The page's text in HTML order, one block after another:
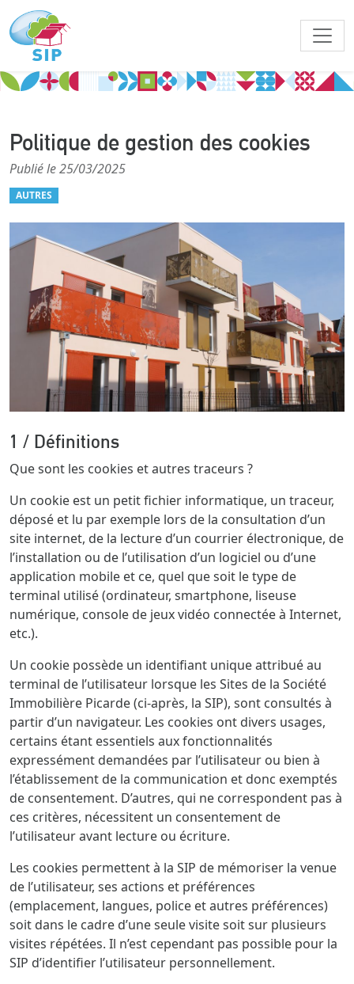
Politique de gestion des cookies
Publié le 25/03/2025
AUTRES
1 / Définitions
Que sont les cookies et autres traceurs ?
Un cookie est un petit fichier informatique, un traceur,
déposé et lu par exemple lors de la consultation d’un
site internet, de la lecture d’un courrier électronique, de
l’installation ou de l’utilisation d’un logiciel ou d’une
application mobile et ce, quel que soit le type de
terminal utilisé (ordinateur, smartphone, liseuse
numérique, console de jeux vidéo connectée à Internet,
etc.).
Un cookie possède un identifiant unique attribué au
terminal de l’utilisateur lorsque les Sites de la Société
Immobilière Picarde (ci-après, la SIP), sont consultés à
partir d’un navigateur. Les cookies ont divers usages,
certains étant essentiels aux fonctionnalités
expressément demandées par l’utilisateur ou bien à
l’établissement de la communication et donc exemptés
de consentement. D’autres, qui ne correspondent pas à
ces critères, nécessitent un consentement de
l’utilisateur avant lecture ou écriture.
Les cookies permettent à la SIP de mémoriser la venue
de l’utilisateur, ses actions et préférences
(emplacement, langues, police et autres préférences)
soit dans le cadre d’une seule visite soit sur plusieurs
visites répétées. Il n’est cependant pas possible pour la
SIP d’identifier l’utilisateur personnellement.